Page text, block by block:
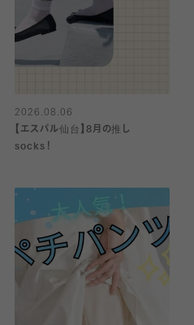
2026.08.06
【エスパル仙台】8月の推し
socks！